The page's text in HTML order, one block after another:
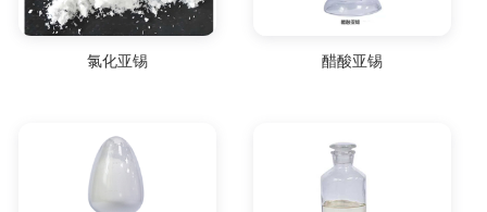
氯化亚锡 醋酸亚锡